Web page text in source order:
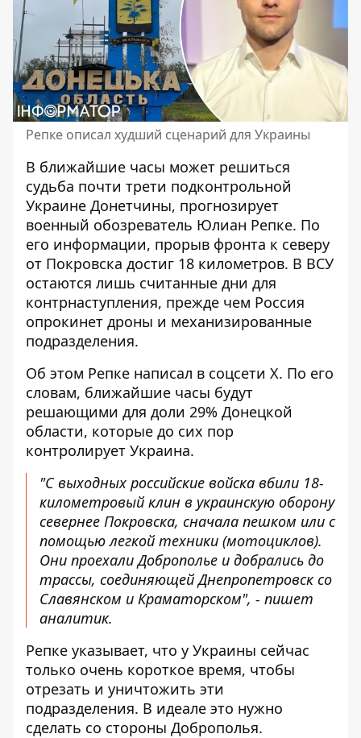
Репке описал худший сценарий для Украины
В ближайшие часы может решиться
судьба почти трети подконтрольной
Украине Донетчины, прогнозирует
военный обозреватель Юлиан Репке. По
его информации, прорыв фронта к северу
от Покровска достиг 18 километров. В ВСУ
остаются лишь считанные дни для
контрнаступления, прежде чем Россия
опрокинет дроны и механизированные
подразделения.
Об этом Репке написал в соцсети X. По его
словам, ближайшие часы будут
решающими для доли 29% Донецкой
области, которые до сих пор
контролирует Украина.
"С выходных российские войска вбили 18-
километровый клин в украинскую оборону
севернее Покровска, сначала пешком или с
помощью легкой техники (мотоциклов).
Они проехали Доброполье и добрались до
трассы, соединяющей Днепропетровск со
Славянском и Краматорском", - пишет
аналитик.
Репке указывает, что у Украины сейчас
только очень короткое время, чтобы
отрезать и уничтожить эти
подразделения. В идеале это нужно
сделать со стороны Доброполья.